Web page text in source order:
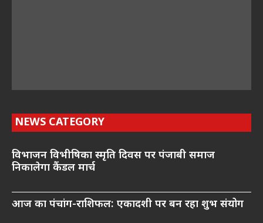
NEWS CATEGORY
विभाजन विभीषिका स्मृति दिवस पर पंजाबी समाज
निकालेगा कैंडल मार्च
आज का पंचांग-राशिफल: एकादशी पर बन रहा शुभ संयोग